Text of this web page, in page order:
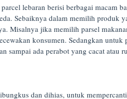
lebaran berisi berbagai macam
Sebaiknya dalam memilih produk
Misalnya jika memilih parsel
konsumen. Sedangkan
sampai ada perabot yang cacat atau
dan dihias, untuk